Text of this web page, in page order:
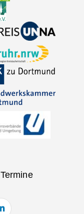
Termine